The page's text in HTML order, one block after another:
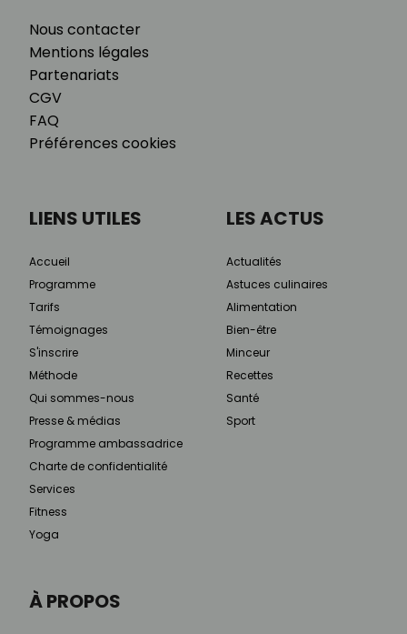
Nous contacter
Mentions légales
Partenariats
CGV
FAQ
Préférences cookies
À PROPOS
LIENS UTILES
Accueil
Programme
Tarifs
Témoignages
S'inscrire
Méthode
Qui sommes-nous
Presse & médias
Programme ambassadrice
Charte de confidentialité
Services
Fitness
Yoga
LES ACTUS
Actualités
Astuces culinaires
Alimentation
Bien-être
Minceur
Recettes
Santé
Sport